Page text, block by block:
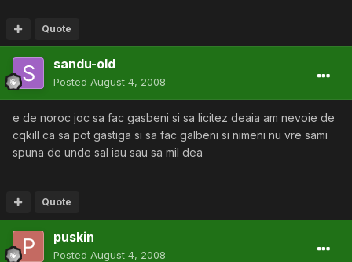
Quote
sandu-old
Posted August 4, 2008
e de noroc joc sa fac gasbeni si sa licitez deaia am nevoie de
cqkill ca sa pot gastiga si sa fac galbeni si nimeni nu vre sami
spuna de unde sal iau sau sa mil dea
Quote
puskin
Posted August 4, 2008